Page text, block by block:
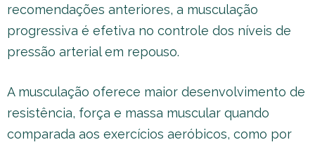
recomendações anteriores, a musculação
progressiva é efetiva no controle dos níveis de
pressão arterial em repouso.
A musculação oferece maior desenvolvimento de
resistência, força e massa muscular quando
comparada aos exercícios aeróbicos, como por